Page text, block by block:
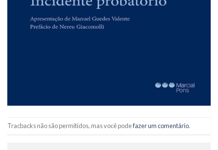
Tracbacks não são permitidos, mas você podefazer um comentário.